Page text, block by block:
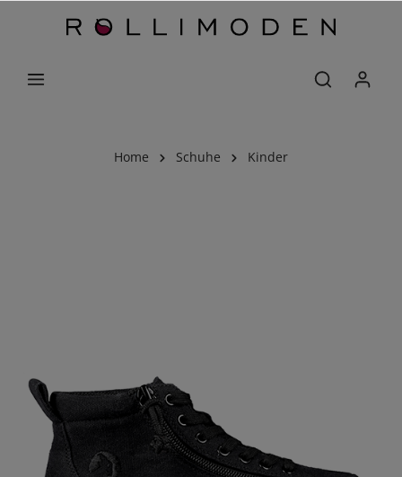
Home Schuhe Kinder